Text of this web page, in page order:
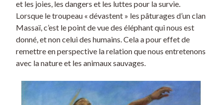
et les joies, les dangers et les luttes pour la survie.
Lorsque le troupeau « dévastent » les pâturages d’un clan
Massaï, c’est le point de vue des éléphant qui nous est
donné, et non celui des humains. Cela a pour effet de
remettre en perspective la relation que nous entretenons
avec la nature et les animaux sauvages.